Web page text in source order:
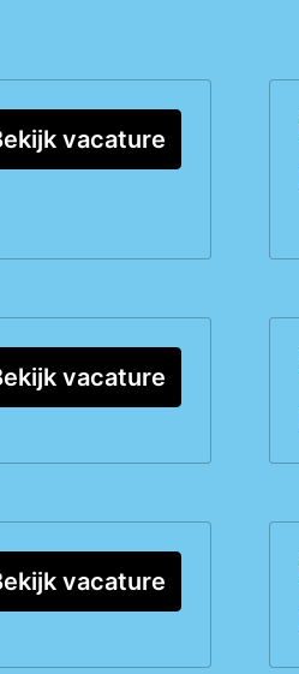
vacature
vacature
vacature